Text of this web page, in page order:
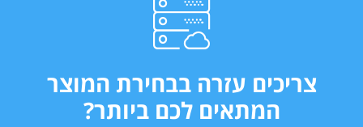
עזרה בבחירת המוצר
המתאים לכם ביותר?